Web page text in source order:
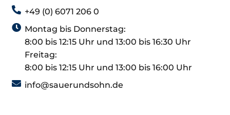
+49 (0) 6071 206 0
Montag bis Donnerstag:
8:00 bis 12:15 Uhr und 13:00 bis 16:30 Uhr
Freitag:
8:00 bis 12:15 Uhr und 13:00 bis 16:00 Uhr
info@sauerundsohn.de